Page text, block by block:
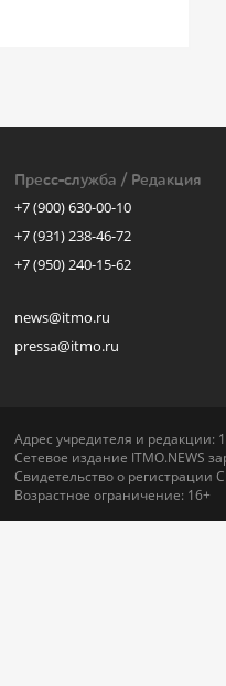
Пресс-служба / Редакция
+7 (900) 630-00-10
+7 (931) 238-46-72
+7 (950) 240-15-62
news@itmo.ru
pressa@itmo.ru
Адрес учредителя и редакции:
Сетевое издание ITMO.NEWS
Свидетельство о
Возрастное ограничение: 16+